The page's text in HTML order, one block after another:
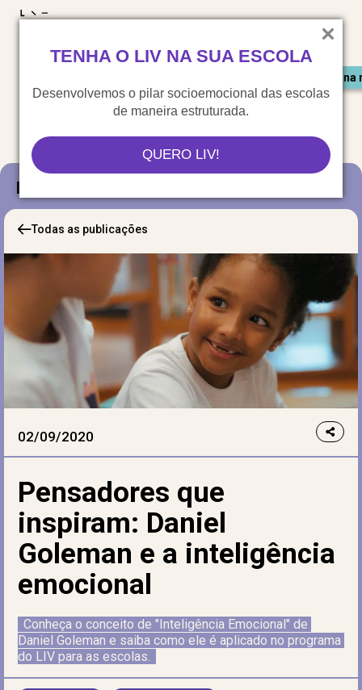
TENHA O LIV NA SUA ESCOLA
Desenvolvemos o pilar socioemocional das escolas
de maneira estruturada.
QUERO LIV!
Saiu
Blog
Todas as publicações
02/09/2020
Pensadores que
inspiram: Daniel
Goleman e a inteligência
emocional
Conheça o conceito de "Inteligência Emocional" de
Daniel Goleman e saiba como ele é aplicado no programa
do LIV para as escolas.